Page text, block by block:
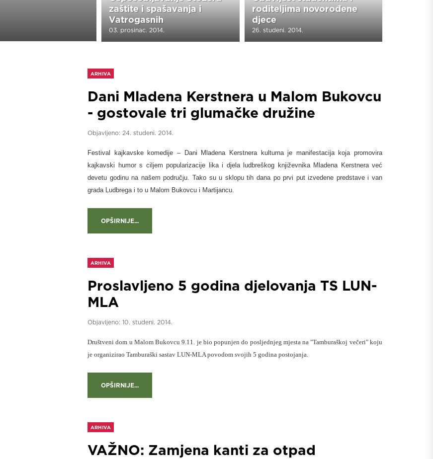
zaštite i spašavanja i
Vatrogasnih
zapovjedništava
03. prosinac. 2014.
roditeljima novorođene
djece
26. studeni. 2014.
ARHIVA
Dani Mladena Kerstnera u Malom Bukovcu
- gostovale tri glumačke družine
Objavljeno: 24. studeni. 2014.
Festival kajkavske komedije – Dani Mladena Kerstnera kulturna je manifestacija koja promovira
kajkavski humor s ciljem popularizacije lika i djela ludbreškog književnika Mladena Kerstnera već
devetu godinu na našem području. Tako su u sklopu tih dana po prvi put izvedene predstave i van
grada Ludbrega i to u Malom Bukovcu i Martijancu.
OPŠIRNIJE...
ARHIVA
Proslavljeno 5 godina djelovanja TS LUN-
MLA
Objavljeno: 10. studeni. 2014.
Društveni dom u Malom Bukovcu 9.11. je bio popunjen do posljednjeg mjesta na "Tamburaškoj večeri" koju
je organizirao Tamburaški sastav LUN-MLA povodom svojih 5 godina postojanja.
OPŠIRNIJE...
ARHIVA
VAŽNO: Zamjena kanti za otpad